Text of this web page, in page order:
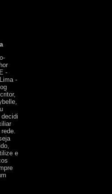
-
-
e